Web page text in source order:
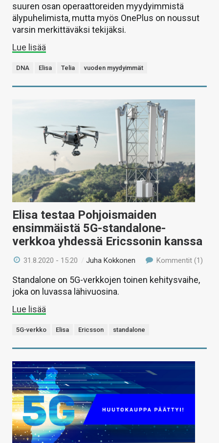
suuren osan operaattoreiden myydyimmistä
älypuhelimista, mutta myös OnePlus on noussut
varsin merkittäväksi tekijäksi.
Lue lisää
DNA Elisa Telia vuoden myydyimmät
Elisa testaa Pohjoismaiden
ensimmäistä 5G-standalone-
verkkoa yhdessä Ericssonin kanssa
31.8.2020 - 15:20 /Juha Kokkonen Kommentit (1)
Standalone on 5G-verkkojen toinen kehitysvaihe,
joka on luvassa lähivuosina.
Lue lisää
5G-verkko Elisa Ericsson standalone